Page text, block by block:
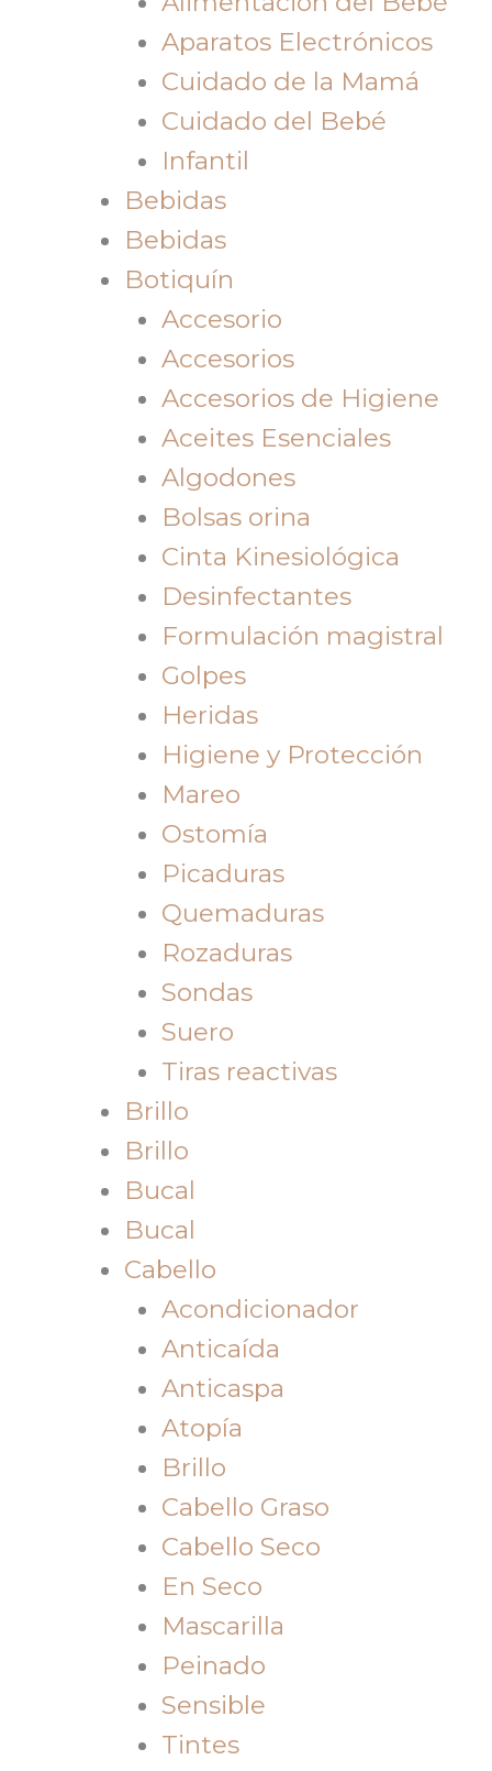
Aparatos Electrónicos
Cuidado de la Mamá
Cuidado del Bebé
Infantil
Bebidas
Bebidas
Botiquín
Accesorio
Accesorios
Accesorios de Higiene
Aceites Esenciales
Algodones
Bolsas orina
Cinta Kinesiológica
Desinfectantes
Formulación magistral
Golpes
Heridas
Higiene y Protección
Mareo
Ostomía
Picaduras
Quemaduras
Rozaduras
Sondas
Suero
Tiras reactivas
Brillo
Brillo
Bucal
Bucal
Cabello
Acondicionador
Anticaída
Anticaspa
Atopía
Brillo
Cabello Graso
Cabello Seco
En Seco
Mascarilla
Peinado
Sensible
Tintes